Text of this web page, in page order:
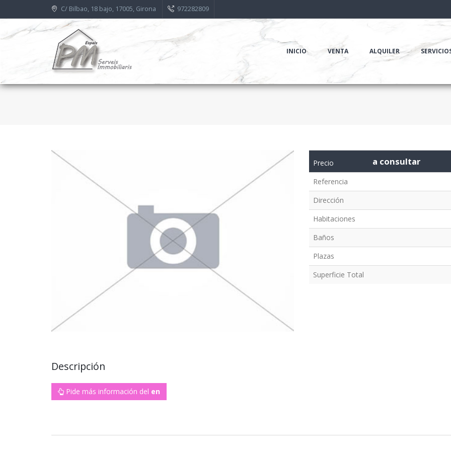
C/ Bilbao, 18 bajo, 17005, Girona 972282809
INICIO VENTA ALQUILER
Precio a consultar
Referencia
Dirección
Habitaciones
Baños
Plazas
Superficie Total
Descripción
Pide más información del en